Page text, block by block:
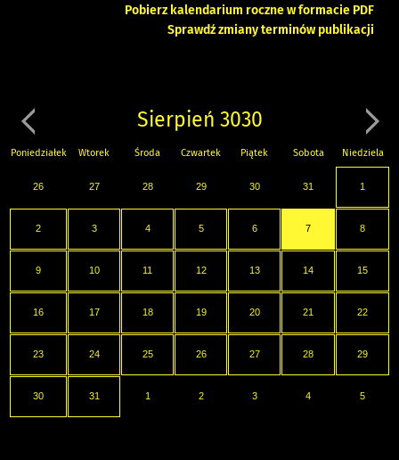
Pobierz kalendarium roczne w formacie PDF
Sprawdź zmiany terminów publikacji
Sierpień 3030
Poniedziałek Wtorek Środa Czwartek Piątek Sobota Niedziela
26 27 28 29 30 31 1
2 3 4 5 6 7 8
9 10 11 12 13 14 15
16 17 18 19 20 21 22
23 24 25 26 27 28 29
30 31 1 2 3 4 5